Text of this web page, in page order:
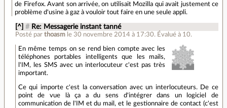
de Firefox. Avant son arrivée, on utilisait Mozilla qui avait justement ce
problème d'usine à gaz à vouloir tout faire en une seule appli.
[^] # Re: Messagerie instant tanné
Posté par thoasm le 30 novembre 2014 à 17:30. Évalué à 10.
En même temps on se rend bien compte avec les
téléphones portables intelligents que les mails,
l'IM, les SMS avec un interlocuteur c'est pas très
important.
Ce qui importe c'est la conversation avec un interlocuteurs. De ce
point de vue là ça a du sens d'intégrer dans un logiciel de
communication de l'IM et du mail, et le gestionnaire de contact (c'est